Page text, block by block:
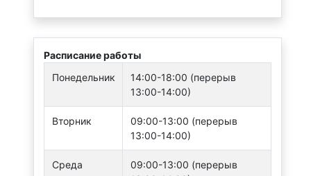
Расписание работы
Понедельник
14:00-18:00 (перерыв
13:00-14:00)
Вторник
09:00-13:00 (перерыв
13:00-14:00)
Среда
09:00-13:00 (перерыв